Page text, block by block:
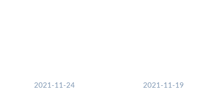
2021-11-24 2021-11-19